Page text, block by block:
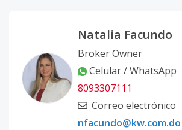
Natalia Facundo
Broker Owner
Celular / WhatsApp
8093307111
Correo electrónico
nfacundo@kw.com.do